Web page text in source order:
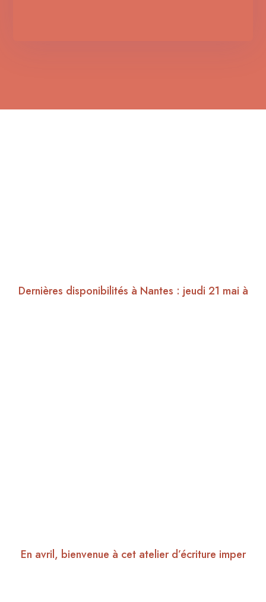
Dernières disponibilités à Nantes : jeudi 21 mai à
En avril, bienvenue à cet atelier d’écriture imper